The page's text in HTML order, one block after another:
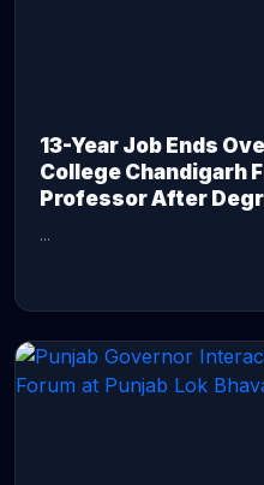
13-Year Job Ends
College Chandigarh
Professor After
...